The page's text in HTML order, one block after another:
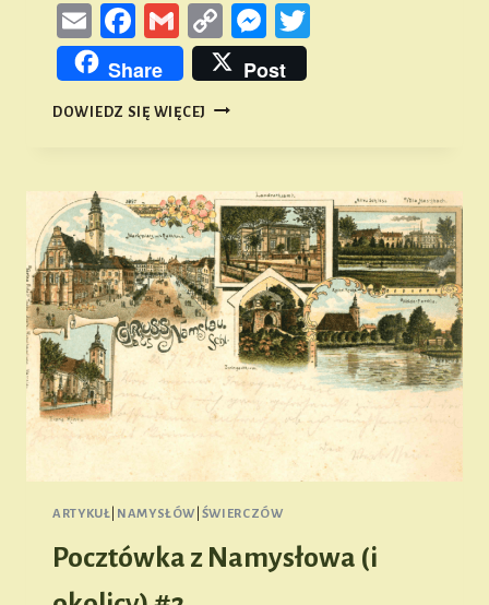
EmailFacebook
GmailCopy
Link
Messenger
Share Post
DOWIEDZ SIĘ WIĘCEJ HODOWCA
ARTYKUŁ NAMYSŁÓW ŚWIERCZÓW
Pocztówka z Namysłowa (i